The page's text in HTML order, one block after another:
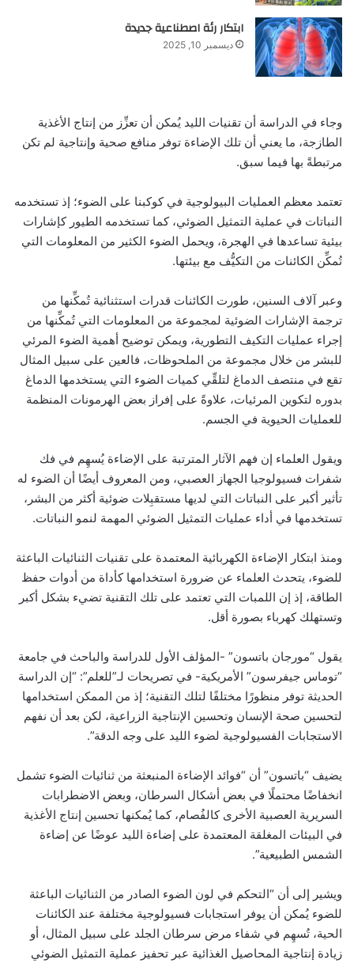
ابتكار رئة اصطناعية جديدة
ديسمبر 10, 2025
وجاء في الدراسة أن تقنيات الليد يُمكن أن تعزِّز من إنتاج الأغذية
الطازجة، ما يعني أن تلك الإضاءة توفر منافع صحية وإنتاجية لم تكن
مرتبطةً بها فيما سبق.
تعتمد معظم العمليات البيولوجية في كوكبنا على الضوء؛ إذ تستخدمه
النباتات في عملية التمثيل الضوئي، كما تستخدمه الطيور كإشارات
بيئية تساعدها في الهجرة، ويحمل الضوء الكثير من المعلومات التي
تُمكِّن الكائنات من التكيُّف مع بيئتها.
وعبر آلاف السنين، طورت الكائنات قدرات استثنائية تُمكِّنها من
ترجمة الإشارات الضوئية لمجموعة من المعلومات التي تُمكِّنها من
إجراء عمليات التكيف التطورية، ويمكن توضيح أهمية الضوء المرئي
للبشر من خلال مجموعة من الملحوظات، فالعين على سبيل المثال
تقع في منتصف الدماغ لتلقِّي كميات الضوء التي يستخدمها الدماغ
بدوره لتكوين المرئيات، علاوةً على إفراز بعض الهرمونات المنظمة
للعمليات الحيوية في الجسم.
ويقول العلماء إن فهم الآثار المترتبة على الإضاءة يُسهِم في فك
شفرات فسيولوجيا الجهاز العصبي، ومن المعروف أيضًا أن الضوء له
تأثير أكبر على النباتات التي لديها مستقبِلات ضوئية أكثر من البشر،
تستخدمها في أداء عمليات التمثيل الضوئي المهمة لنمو النباتات.
ومنذ ابتكار الإضاءة الكهربائية المعتمدة على تقنيات الثنائيات الباعثة
للضوء، يتحدث العلماء عن ضرورة استخدامها كأداة من أدوات حفظ
الطاقة، إذ إن اللمبات التي تعتمد على تلك التقنية تضيء بشكل أكبر
وتستهلك كهرباء بصورة أقل.
يقول “مورجان باتسون” -المؤلف الأول للدراسة والباحث في جامعة
“توماس جيفرسون” الأمريكية- في تصريحات لـ”للعلم”: “إن الدراسة
الحديثة توفر منظورًا مختلفًا لتلك التقنية؛ إذ من الممكن استخدامها
لتحسين صحة الإنسان وتحسين الإنتاجية الزراعية، لكن بعد أن نفهم
الاستجابات الفسيولوجية لضوء الليد على وجه الدقة”.
يضيف “باتسون” أن “فوائد الإضاءة المنبعثة من ثنائيات الضوء تشمل
انخفاضًا محتملًا في بعض أشكال السرطان، وبعض الاضطرابات
السريرية العصبية الأخرى كالفُصام، كما يُمكنها تحسين إنتاج الأغذية
في البيئات المغلقة المعتمدة على إضاءة الليد عوضًا عن إضاءة
الشمس الطبيعية”.
ويشير إلى أن “التحكم في لون الضوء الصادر من الثنائيات الباعثة
للضوء يُمكن أن يوفر استجابات فسيولوجية مختلفة عند الكائنات
الحية، تُسهِم في شفاء مرض سرطان الجلد على سبيل المثال، أو
زيادة إنتاجية المحاصيل الغذائية عبر تحفيز عملية التمثيل الضوئي